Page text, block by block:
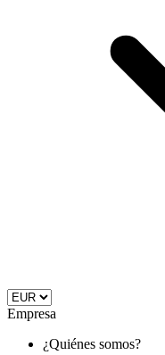
Empresa
¿Quiénes somos?